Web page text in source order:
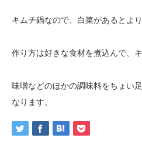
キムチ鍋なので、白菜があるとよ
作り方は好きな食材を煮込んで、
味噌などのほかの調味料をちょい
なります。